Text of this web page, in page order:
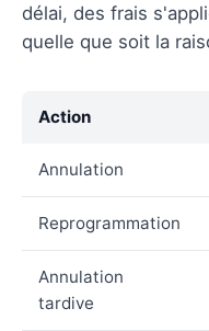
délai, des frais
quelle que soit la
Action
Annulation
Reprogrammation
Annulation
tardive